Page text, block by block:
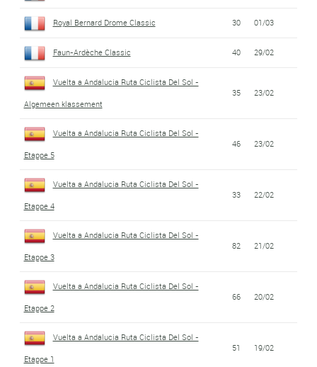
Royal Bernard Drome Classic 30 01/03
Faun-Ardèche Classic 40 29/02
Vuelta a Andalucia Ruta Ciclista Del Sol -
Algemeen klassement
35 23/02
Vuelta a Andalucia Ruta Ciclista Del Sol -
Etappe 5
46 23/02
Vuelta a Andalucia Ruta Ciclista Del Sol -
Etappe 4
33 22/02
Vuelta a Andalucia Ruta Ciclista Del Sol -
Etappe 3
82 21/02
Vuelta a Andalucia Ruta Ciclista Del Sol -
Etappe 2
66 20/02
Vuelta a Andalucia Ruta Ciclista Del Sol -
Etappe 1
51 19/02